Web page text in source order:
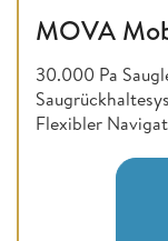
MOVA
30.000 Pa
Flexibler